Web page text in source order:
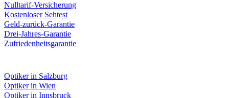
Nulltarif-Versicherung
Kostenloser Sehtest
Geld-zurück-Garantie
Drei-Jahres-Garantie
Zufriedenheitsgarantie
Optiker in Salzburg
Optiker in Wien
Optiker in Innsbruck